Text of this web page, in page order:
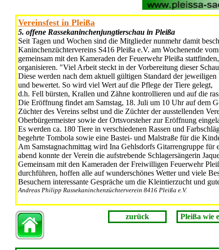
Vereinsfest in Pleißa
5. offene Rassekaninchenjungtierschau in Pleißa
Seit Tagen und Wochen sind die Mitglieder nunmehr damit
Kaninchenzüchtervereins S416 Pleißa e.V. am Wochenende
gemeinsam mit den Kameraden der Feuerwehr Pleißa
organisieren. "Viel Arbeit steckt in der Vorbereitung dieser
Diese werden nach dem aktuell gültigen Standard der
und bewertet. So wird viel Wert auf die Pflege der Tiere gelegt,
d.h. Fell bürsten, Krallen und Zähne kontrollieren und auf die
Die Eröffnung findet am Samstag, 18. Juli um 10 Uhr auf dem
Züchter des Vereins selbst und die Züchter der aus­stellenden
Oberbürgermeister sowie der Ortsvorsteher zur Eröffnung
Es werden ca. 180 Tiere in verschiedenen Rassen und
begehrte Tombola sowie eine Bastei- und Malstraße für die
Am Samstagnachmittag wird Ina Gehlsdorfs Gitarrengruppe
abend konnte der Verein die aufstrebende Schlagersängerin
Gemeinsam mit den Kameraden der Freiwilligen Feuerwehr
durchführen, hoffen alle auf wunderschönes Wetter und viele
Besuchern interessante Gespräche um die Kleintierzucht und
Andreas Philipp Rassekaninchenzüchterverein 8416 Pleißa e.V.
zurück Pleißa wie